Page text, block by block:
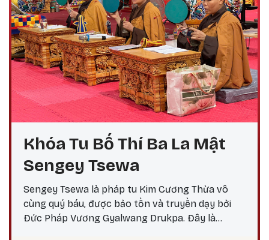
Khóa Tu Bố Thí Ba La Mật
Sengey Tsewa
Sengey Tsewa là pháp tu Kim Cương Thừa vô
cùng quý báu, được bảo tồn và truyền dạy bởi
Đức Pháp Vương Gyalwang Drukpa. Đây là